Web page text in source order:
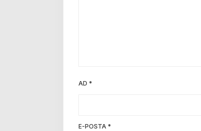
AD *
E-POSTA *